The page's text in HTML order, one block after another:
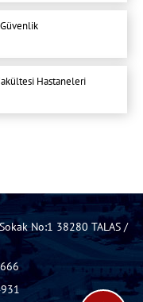
Hastaneleri
No:1 38280 TALAS /